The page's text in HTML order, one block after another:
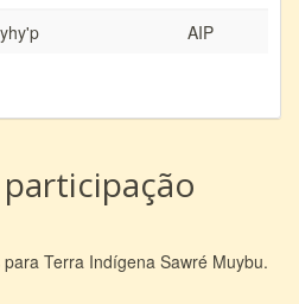
AIP
Terra Indígena Sawré Muybu.